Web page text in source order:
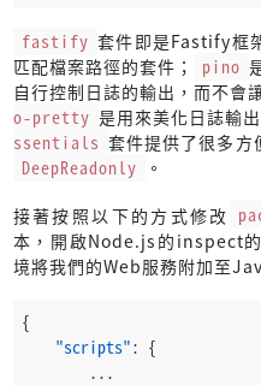
fastify 套件即是Fastify框
匹配檔案路徑的套件；
pino
自行控制日誌的輸出，而不會
o-pretty 是用來美化日誌輸
ssentials 套件提供了很多方
DeepReadonly
。
接著按照以下的方式修改
本，開啟Node.js的inspect
境將我們的Web服務附加至
{
"scripts": {
        ...